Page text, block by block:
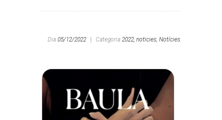
Dia 05/12/2022 Categoria 2022, noticies, Notícies